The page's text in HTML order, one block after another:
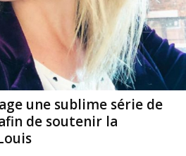
une sublime série de
de soutenir la